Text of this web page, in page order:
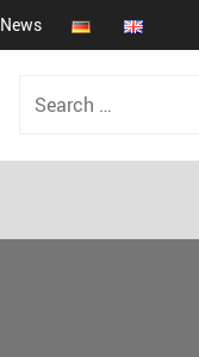
News
Search